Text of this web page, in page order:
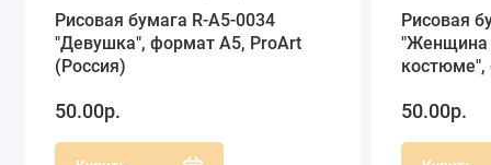
Рисовая бумага R-A5-0034
"Девушка", формат А5, ProArt
(Россия)
50.00р.
Рисовая
"Женщина
костюме",
50.00р.